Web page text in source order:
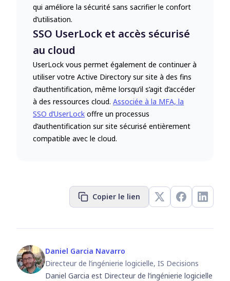
qui améliore la sécurité sans sacrifier le confort
d’utilisation.
SSO UserLock et accès sécurisé
au cloud
UserLock vous permet également de continuer à
utiliser votre Active Directory sur site à des fins
d’authentification, même lorsqu’il s’agit d’accéder
à des ressources cloud. Associée à la MFA, la
SSO d’UserLock offre un processus
d’authentification sur site sécurisé entièrement
compatible avec le cloud.
Copier le lien
Daniel Garcia Navarro
Directeur de l’ingénierie logicielle, IS Decisions
Daniel Garcia est Directeur de l’ingénierie logicielle